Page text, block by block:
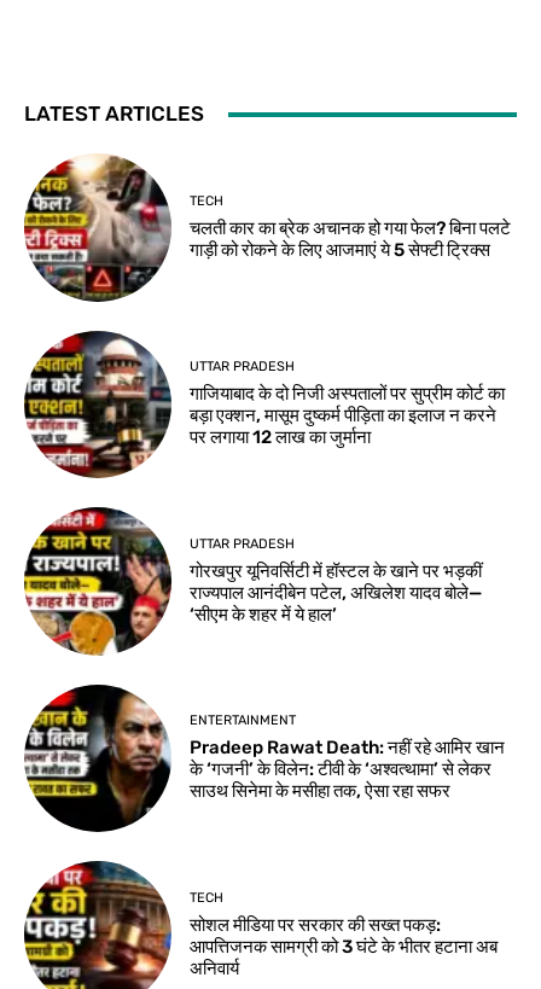
LATEST ARTICLES
TECH
चलती कार का ब्रेक अचानक हो गया फेल? बिना पलटे
गाड़ी को रोकने के लिए आजमाएं ये 5 सेफ्टी ट्रिक्स
UTTAR PRADESH
गाजियाबाद के दो निजी अस्पतालों पर सुप्रीम कोर्ट का
बड़ा एक्शन, मासूम दुष्कर्म पीड़िता का इलाज न करने
पर लगाया 12 लाख का जुर्माना
UTTAR PRADESH
गोरखपुर यूनिवर्सिटी में हॉस्टल के खाने पर भड़कीं
राज्यपाल आनंदीबेन पटेल, अखिलेश यादव बोले—
‘सीएम के शहर में ये हाल’
ENTERTAINMENT
Pradeep Rawat Death: नहीं रहे आमिर खान
के ‘गजनी’ के विलेन: टीवी के ‘अश्वत्थामा’ से लेकर
साउथ सिनेमा के मसीहा तक, ऐसा रहा सफर
TECH
सोशल मीडिया पर सरकार की सख्त पकड़:
आपत्तिजनक सामग्री को 3 घंटे के भीतर हटाना अब
अनिवार्य